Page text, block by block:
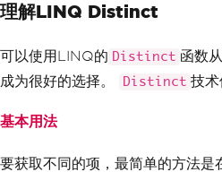
理解LINQ Distinct
可以使用LINQ的 Distinct 函数
成为很好的选择。
Distinct 技术
基本用法
要获取不同的项，最简单的方法是